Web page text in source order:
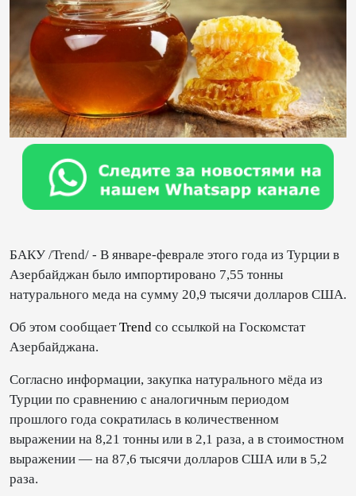
БАКУ /Trend/ - В январе-феврале этого года из Турции в
Азербайджан было импортировано 7,55 тонны
натурального меда на сумму 20,9 тысячи долларов США.
Об этом сообщаетTrend со ссылкой на Госкомстат
Азербайджана.
Согласно информации, закупка натурального мёда из
Турции по сравнению с аналогичным периодом
прошлого года сократилась в количественном
выражении на 8,21 тонны или в 2,1 раза, а в стоимостном
выражении — на 87,6 тысячи долларов США или в 5,2
раза.